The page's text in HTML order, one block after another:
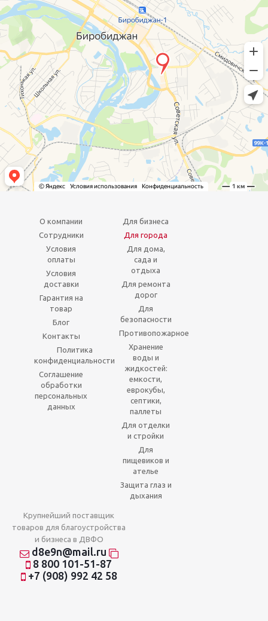
О компании
Сотрудники
Условия
оплаты
Условия
доставки
Гарантия на
товар
Блог
Контакты
Политика
конфиденциальности
Соглашение
обработки
персональных
данных
Для бизнеса
Для города
Для дома,
сада и
отдыха
Для ремонта
дорог
Для
безопасности
Противопожарное
Хранение
воды и
жидкостей:
емкости,
еврокубы,
септики,
паллеты
Для отделки
и стройки
Для
пищевиков и
ателье
Защита глаз и
дыхания
Крупнейший поставщик
товаров для благоустройства
и бизнеса в ДВФО
d8e9n@mail.ru
8 800 101-51-87
+7 (908) 992 42 58